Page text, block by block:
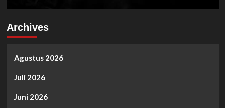
Archives
Agustus 2026
Juli 2026
Juni 2026